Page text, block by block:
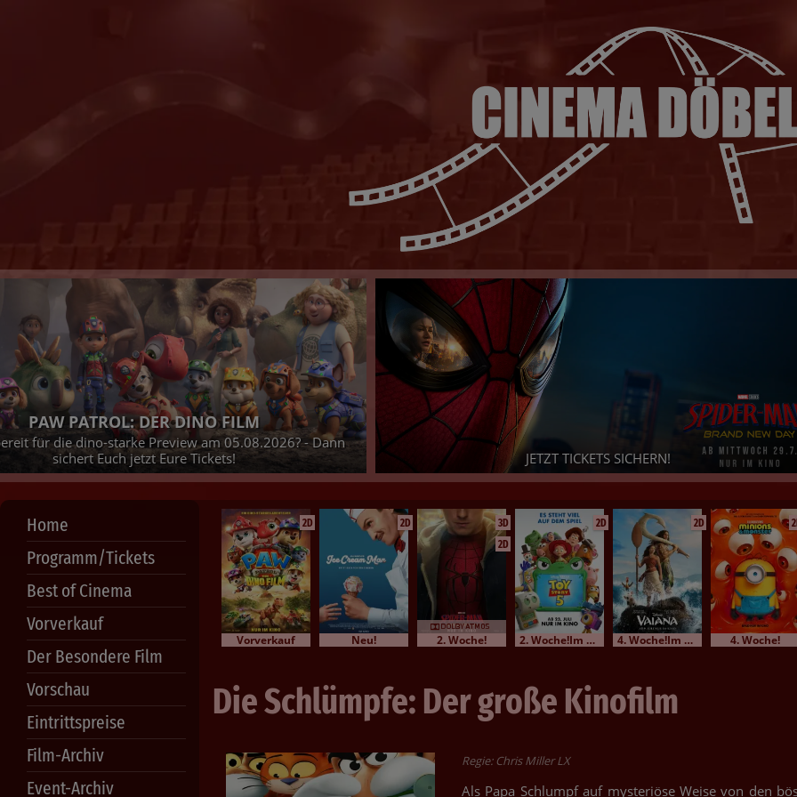
DER DINO FILM
Preview am 05.08.2026? - Dann
jetzt Eure Tickets!
JETZT TICKETS SICHERN!
Am
Home
Programm/Tickets
Best of Cinema
Vorverkauf
Der Besondere Film
Vorschau
Eintrittspreise
Film-Archiv
Event-Archiv
2D
Vorverkauf
2D
Neu!
3D
2D
2. Woche!
2D
2. Woche!Im Bundesstart
2D
4. Woche!Im Bundesstart 4. Woche!
Die Schlümpfe: Der große Kinofilm
Regie: Chris Miller LX
Als Papa Schlumpf auf mysteriöse Weise von den